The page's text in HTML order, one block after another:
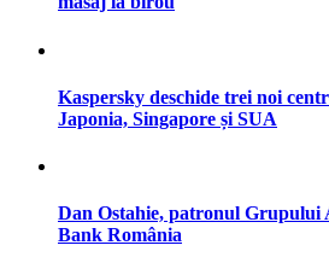
Kaspersky deschide trei noi
Japonia, Singapore și SUA
Dan Ostahie, patronul Grupului
Bank România